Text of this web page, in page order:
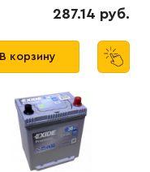
287.14 руб.
В корзину